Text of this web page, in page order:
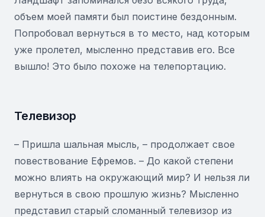
объем моей памяти был поистине бездонным.
Попробовал вернуться в то место, над которым
уже пролетел, мысленно представив его. Все
вышло! Это было похоже на телепортацию.
Телевизор
– Пришла шальная мысль, – продолжает свое
повествование Ефремов. – До какой степени
можно влиять на окружающий мир? И нельзя ли
вернуться в свою прошлую жизнь? Мысленно
представил старый сломанный телевизор из